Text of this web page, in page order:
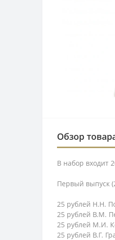
Обзор
В набор входит
Первый выпуск
25 рублей Н.Н.
25 рублей В.М.
25 рублей М.И.
25 рублей В.Г.